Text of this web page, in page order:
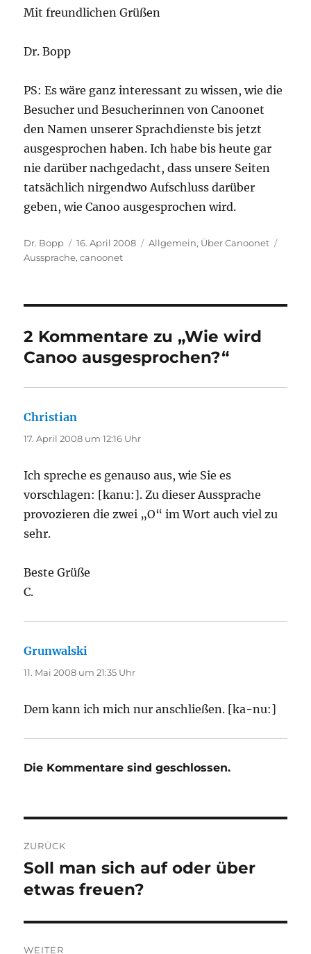
Mit freundlichen Grüßen
Dr. Bopp
PS: Es wäre ganz interessant zu wissen, wie die
Besucher und Besucherinnen von Canoonet
den Namen unserer Sprachdienste bis jetzt
ausgesprochen haben. Ich habe bis heute gar
nie darüber nachgedacht, dass unsere Seiten
tatsächlich nirgendwo Aufschluss darüber
geben, wie Canoo ausgesprochen wird.
Autor
Dr. Bopp
Veröffentlicht
am
16. April 2008 Kategorien
Allgemein, Über Canoonet
Aussprache,canoonet
2 Kommentare zu „Wie wird
Canoo ausgesprochen?“
Christian
17. April 2008 um 12:16 Uhr
Ich spreche es genauso aus, wie Sie es
vorschlagen: [kanu:]. Zu dieser Aussprache
provozieren die zwei „O“ im Wort auch viel zu
sehr.
Beste Grüße
C.
Grunwalski
11. Mai 2008 um 21:35 Uhr
Dem kann ich mich nur anschließen. [ka-nu:]
Die Kommentare sind geschlossen.
ZURÜCK
Vorheriger
Beitrag:
Soll man sich auf oder über
etwas freuen?
WEITER